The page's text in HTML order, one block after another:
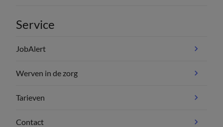
Service
JobAlert
Werven in de zorg
Tarieven
Contact